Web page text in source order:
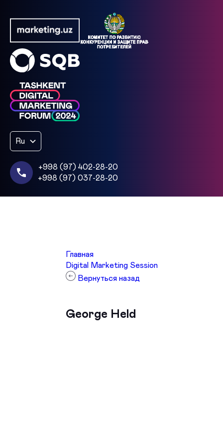
Ru
+998 (97) 402-28-20
+998 (97) 037-28-20
Главная
Digital Marketing Session
Вернуться назад
George Held